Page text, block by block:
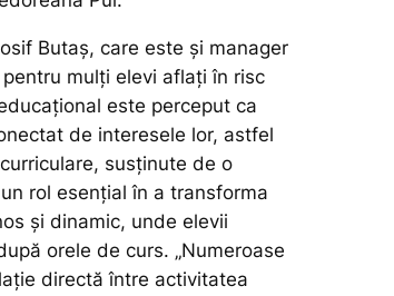
Butaș, care este și manager
mulți elevi aflați în risc
este perceput ca
de interesele lor, astfel
susținute de o
rol esențial în a transforma
și dinamic, unde elevii
orele de curs. „Numeroase
directă între activitatea